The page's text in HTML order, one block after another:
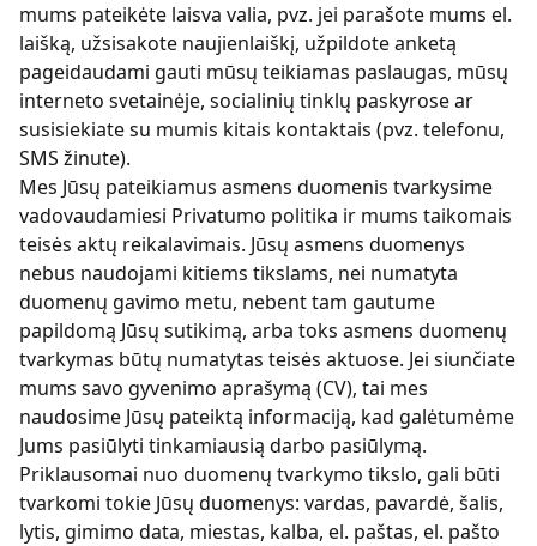
mums pateikėte laisva valia, pvz. jei parašote mums el.
laišką, užsisakote naujienlaiškį, užpildote anketą
pageidaudami gauti mūsų teikiamas paslaugas, mūsų
interneto svetainėje, socialinių tinklų paskyrose ar
susisiekiate su mumis kitais kontaktais (pvz. telefonu,
SMS žinute).
Mes Jūsų pateikiamus asmens duomenis tvarkysime
vadovaudamiesi Privatumo politika ir mums taikomais
teisės aktų reikalavimais. Jūsų asmens duomenys
nebus naudojami kitiems tikslams, nei numatyta
duomenų gavimo metu, nebent tam gautume
papildomą Jūsų sutikimą, arba toks asmens duomenų
tvarkymas būtų numatytas teisės aktuose. Jei siunčiate
mums savo gyvenimo aprašymą (CV), tai mes
naudosime Jūsų pateiktą informaciją, kad galėtumėme
Jums pasiūlyti tinkamiausią darbo pasiūlymą.
Priklausomai nuo duomenų tvarkymo tikslo, gali būti
tvarkomi tokie Jūsų duomenys: vardas, pavardė, šalis,
lytis, gimimo data, miestas, kalba, el. paštas, el. pašto